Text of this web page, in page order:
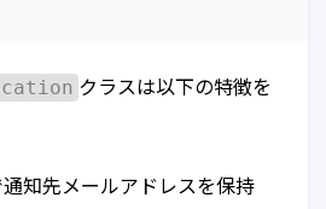
クラスは以下の特徴を
通知先メールアドレスを保持